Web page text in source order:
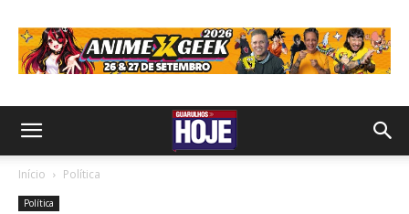
Início Política
Política